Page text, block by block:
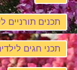
תכנים תורניים
תכני חגים